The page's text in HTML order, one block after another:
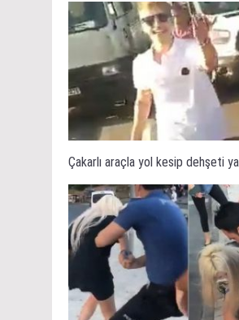
Çakarlı araçla yol kesip dehşeti